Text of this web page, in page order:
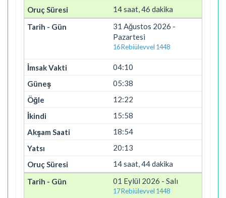
14 saat, 46 dakika
31 Ağustos 2026 -
Pazartesi
16 Rebiülevvel 1448
04:10
05:38
12:22
15:58
18:54
20:13
14 saat, 44 dakika
01 Eylül 2026 - Salı
17 Rebiülevvel 1448